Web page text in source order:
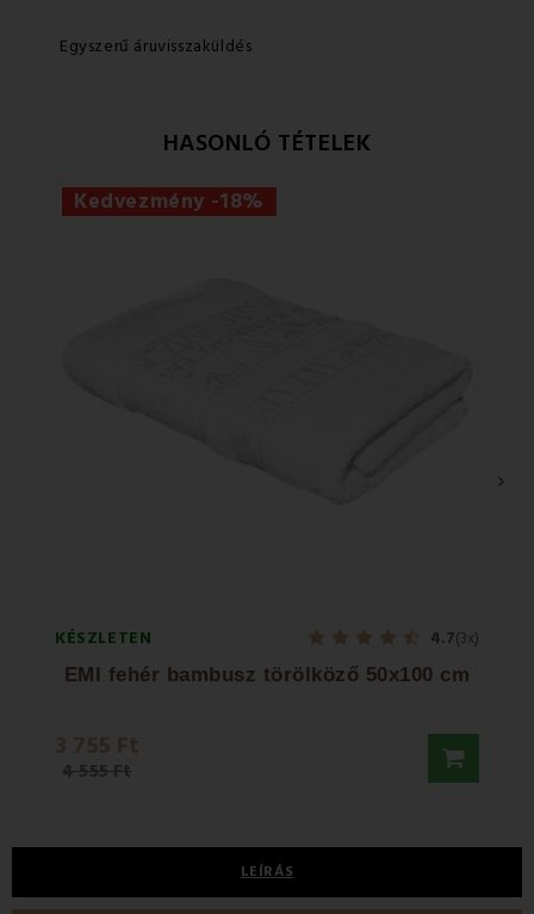
Egyszerű áruvisszaküldés
HASONLÓ TÉTELEK
Kedvezmény -18%
KÉSZLETEN 4.7(3x)
EMI fehér bambusz törölköző 50x100 cm
3 755 Ft
4 555 Ft
›
LEÍRÁS